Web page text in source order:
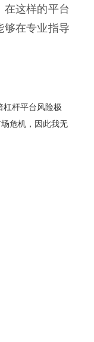
在这样的平台
够在专业指导
杠杆平台风险极
危机，因此我无